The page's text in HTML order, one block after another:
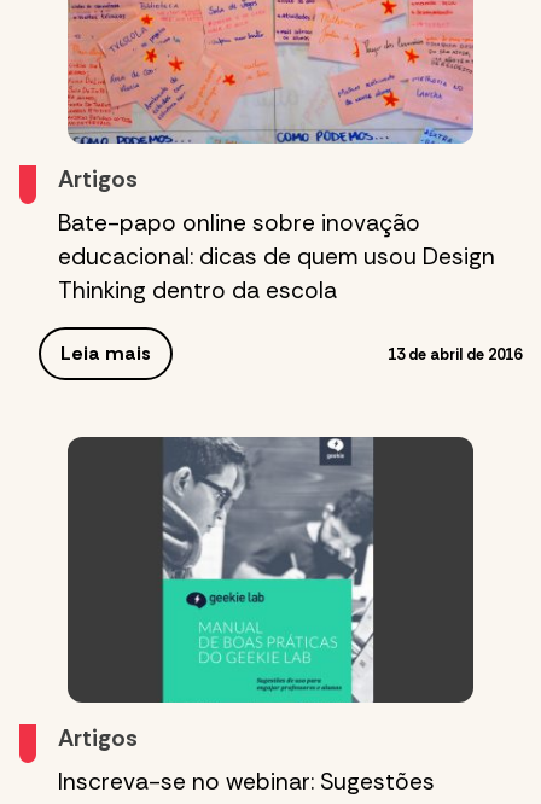
Artigos
Bate-papo online sobre inovação
educacional: dicas de quem usou Design
Thinking dentro da escola
Leia mais 13 de abril de 2016
Artigos
Inscreva-se no webinar: Sugestões